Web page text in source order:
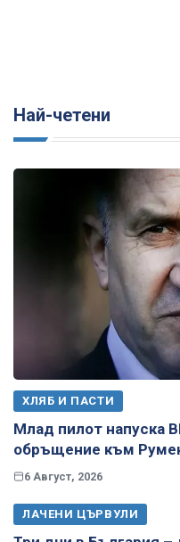
Най-четени
ХЛЯБ И ПАСТИ
Млад пилот напуска
обръщение към
6 Август, 2026
ЛАЧЕНИ ЦЪРВУЛИ